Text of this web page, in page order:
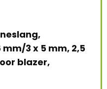
3 x 5 mm, 2,5
blazer,
met